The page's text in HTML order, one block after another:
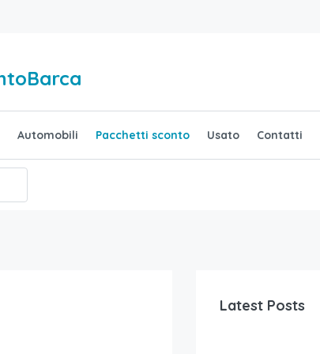
Automobili Pacchetti sconto Usato Contatti
Latest Posts